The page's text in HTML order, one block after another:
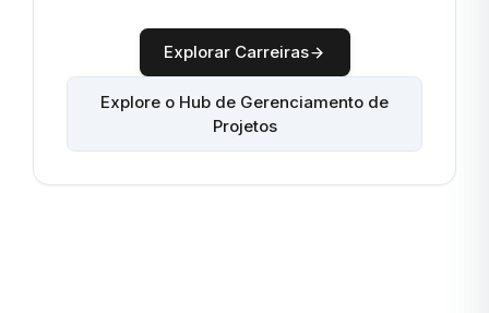
Explorar Carreiras
Explore o Hub de Gerenciamento de
Projetos